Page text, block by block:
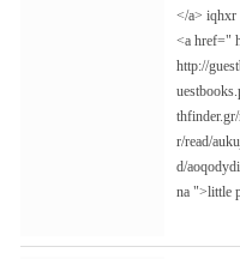
</a>
<a href="
http://
r/read/
d/
na ">little